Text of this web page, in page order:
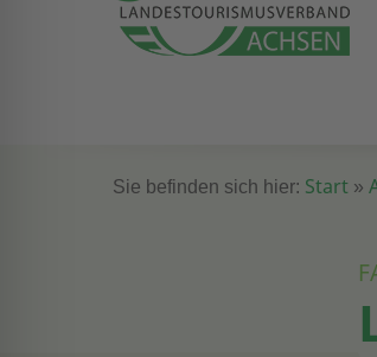
Sie befinden sich hier: Start»